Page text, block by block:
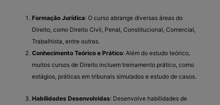
Formação Jurídica: O curso abrange diversas áreas do
Direito, como Direito Civil, Penal, Constitucional, Comercial,
Trabalhista, entre outras.
Conhecimento Teórico e Prático: Além do estudo teórico,
muitos cursos de Direito incluem treinamento prático, como
estágios, práticas em tribunais simulados e estudo de casos.
Habilidades Desenvolvidas: Desenvolve habilidades de